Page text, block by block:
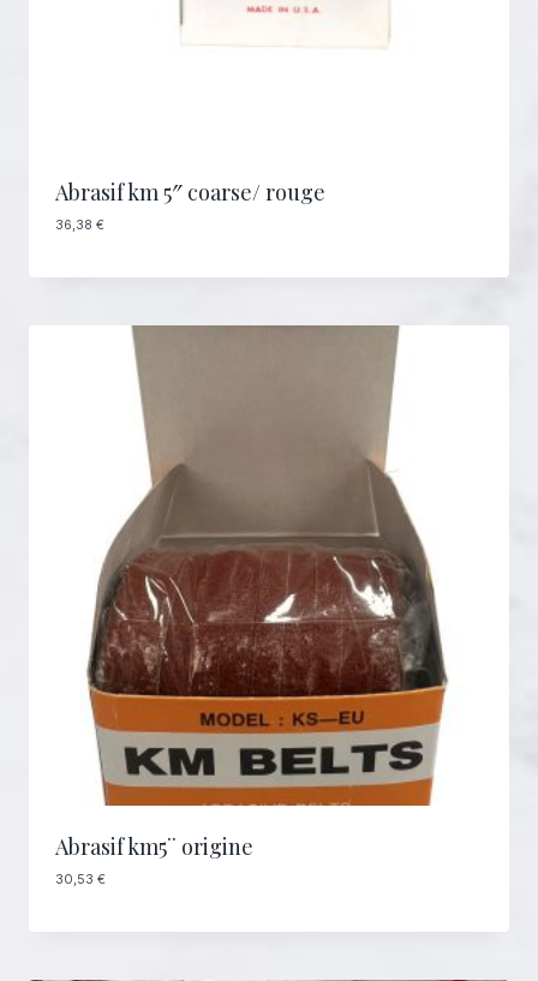
Abrasif km 5″ coarse/ rouge
36,38€
Abrasif km5¨ origine
30,53€